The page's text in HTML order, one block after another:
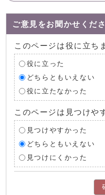
ご意見をお聞かせくだ
このページは役に立ち
役に立った
どちらともいえない
役に立たなかった
このページは見つけや
見つけやすかった
どちらともいえない
見つけにくかった